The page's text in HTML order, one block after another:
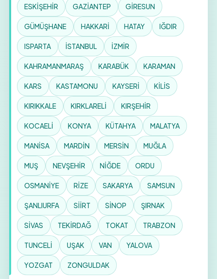
ESKİŞEHİR GAZİANTEP GİRESUN
GÜMÜŞHANE HAKKARİ HATAY IĞDIR
ISPARTA İSTANBUL İZMİR
KAHRAMANMARAŞ KARABÜK KARAMAN
KARS KASTAMONU KAYSERİ KİLİS
KIRIKKALE KIRKLARELİ KIRŞEHİR
KOCAELİ KONYA KÜTAHYA MALATYA
MANİSA MARDİN MERSİN MUĞLA
MUŞ NEVŞEHİR NİĞDE ORDU
OSMANİYE RİZE SAKARYA SAMSUN
ŞANLIURFA SİİRT SİNOP ŞIRNAK
SİVAS TEKİRDAĞ TOKAT TRABZON
TUNCELİ UŞAK VAN YALOVA
YOZGAT ZONGULDAK